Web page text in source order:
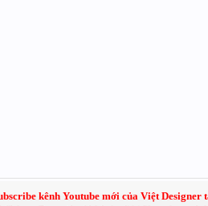
kênh Youtube mới của Việt Designer